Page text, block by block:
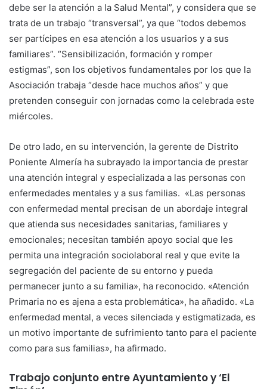
debe ser la atención a la Salud Mental”, y considera que se
trata de un trabajo “transversal”, ya que “todos debemos
ser partícipes en esa atención a los usuarios y a sus
familiares”. “Sensibilización, formación y romper
estigmas”, son los objetivos fundamentales por los que la
Asociación trabaja “desde hace muchos años” y que
pretenden conseguir con jornadas como la celebrada este
miércoles.
De otro lado, en su intervención, la gerente de Distrito
Poniente Almería ha subrayado la importancia de prestar
una atención integral y especializada a las personas con
enfermedades mentales y a sus familias. «Las personas
con enfermedad mental precisan de un abordaje integral
que atienda sus necesidades sanitarias, familiares y
emocionales; necesitan también apoyo social que les
permita una integración sociolaboral real y que evite la
segregación del paciente de su entorno y pueda
permanecer junto a su familia», ha reconocido. «Atención
Primaria no es ajena a esta problemática», ha añadido. «La
enfermedad mental, a veces silenciada y estigmatizada, es
un motivo importante de sufrimiento tanto para el paciente
como para sus familias», ha afirmado.
Trabajo conjunto entre Ayuntamiento y ‘El